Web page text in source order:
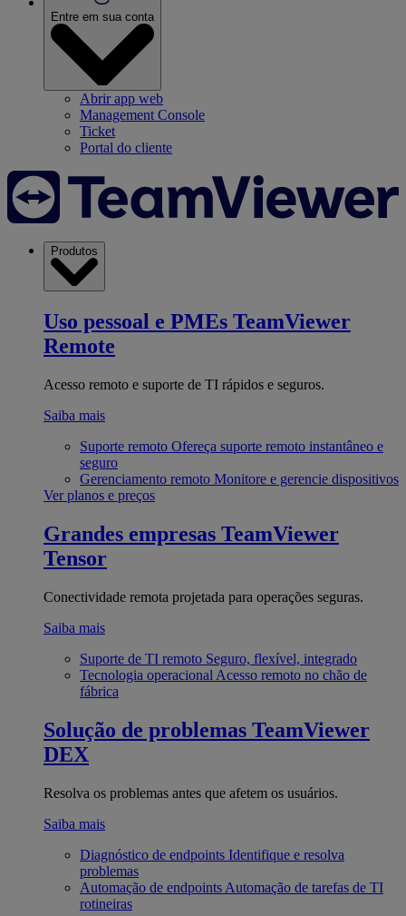
Entre em sua conta
Abrir app web
Management Console
Ticket
Portal do cliente
Produtos
Uso pessoal e PMEs TeamViewer
Remote
Acesso remoto e suporte de TI rápidos e seguros.
Saiba mais
Suporte remoto Ofereça suporte remoto instantâneo e
seguro
Gerenciamento remoto Monitore e gerencie dispositivos
Ver planos e preços
Grandes empresas TeamViewer
Tensor
Conectividade remota projetada para operações seguras.
Saiba mais
Suporte de TI remoto Seguro, flexível, integrado
Tecnologia operacional Acesso remoto no chão de
fábrica
Solução de problemas TeamViewer
DEX
Resolva os problemas antes que afetem os usuários.
Saiba mais
Diagnóstico de endpoints Identifique e resolva
problemas
Automação de endpoints Automação de tarefas de TI
rotineiras